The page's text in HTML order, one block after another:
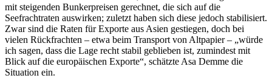
mit steigenden Bunkerpreisen gerechnet, die sich auf die
Seefrachtraten auswirken; zuletzt haben sich diese jedoch stabilisiert.
Zwar sind die Raten für Exporte aus Asien gestiegen, doch bei
vielen Rückfrachten – etwa beim Transport von Altpapier – „würde
ich sagen, dass die Lage recht stabil geblieben ist, zumindest mit
Blick auf die europäischen Exporte“, schätzte Asa Demme die
Situation ein.